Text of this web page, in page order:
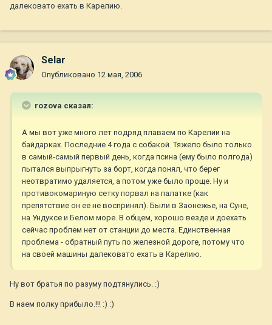
далековато ехать в Карелию.
Selar
Опубликовано 12 мая, 2006
rozova сказал:
А мы вот уже много лет подряд плаваем по Карелии на
байдарках. Последние 4 года с собакой. Тяжело было только
в самый-самый первый день, когда псина (ему было полгода)
пытался выпрыгнуть за борт, когда понял, что берег
неотвратимо удаляется, а потом уже было проще. Ну и
противокомариную сетку порвал на палатке (как
препятствие он ее не воспринял). Были в Заонежье, на Суне,
на Ундуксе и Белом море. В общем, хорошо везде и доехать
сейчас проблем нет от станции до места. Единственная
проблема - обратный путь по железной дороге, потому что
на своей машины далековато ехать в Карелию.
Ну вот братья по разуму подтянулись. :)
В наем полку прибыло.!!! :) :)